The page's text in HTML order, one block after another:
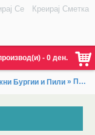
- 0 ден.
Се Креирај Сметка
Бургии и Пили » Прилагодлива кружна пила од 19-127мм